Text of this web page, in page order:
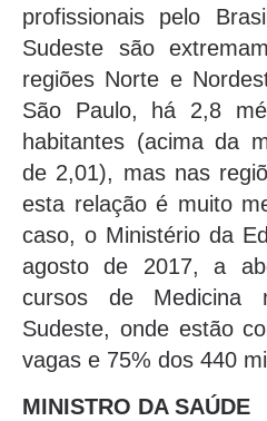
profissionais pelo
Sudeste são
regiões Norte e
São Paulo, há 2,8
habitantes (acima da
de 2,01), mas nas
esta relação é muito
caso, o Ministério da
agosto de 2017, a
cursos de Medicina
Sudeste, onde estão
vagas e 75% dos 440
MINISTRO DA SAÚDE